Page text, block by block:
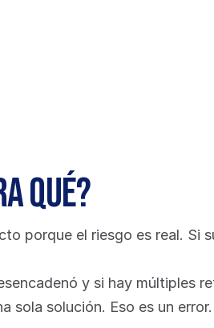
qué?
porque el riesgo es real. Si
y si hay múltiples
sola solución. Eso es un